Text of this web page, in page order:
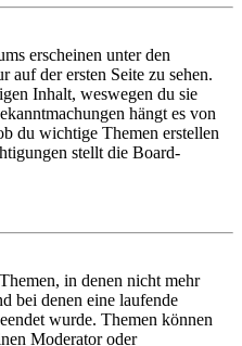
erscheinen unter den
auf der ersten Seite zu sehen.
Inhalt, weswegen du sie
hängt es von
du wichtige Themen erstellen
stellt die Board-
in denen nicht mehr
bei denen eine laufende
wurde. Themen können
Moderator oder